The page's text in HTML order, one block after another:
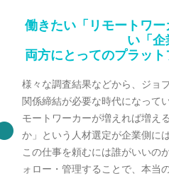
働きたい「リモートワ
い「企
両方にとってのプラッ
様々な調査結果などから、ジョ
関係締結が必要な時代になって
モートワーカーが増えれば増え
か」という人材選定が企業側に
この仕事を頼むには誰がいい
ォロー・管理することで、本当